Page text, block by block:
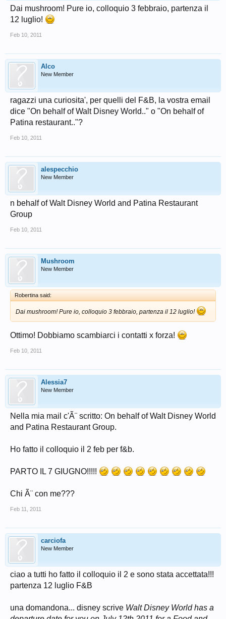
Dai mushroom! Pure io, colloquio 3 febbraio, partenza il
12 luglio!
Feb 10, 2011
Alco
New Member
ragazzi una curiosita', per quelli del F&B, la vostra email
dice "On behalf of Walt Disney World.." o "On behalf of
Patina restaurant.."?
Feb 10, 2011
alespecchio
New Member
n behalf of Walt Disney World and Patina Restaurant
Group
Feb 10, 2011
Mushroom
New Member
Robertina said:
Dai mushroom! Pure io, colloquio 3 febbraio, partenza il 12 luglio!
Ottimo! Dobbiamo scambiarci i contatti x forza!
Feb 10, 2011
Alessia7
New Member
Nella mia mail c'Ã¨ scritto: On behalf of Walt Disney World
and Patina Restaurant Group.
Ho fatto il colloquio il 2 feb per f&b.
PARTO IL 7 GIUGNO!!!!!
Chi Ã¨ con me???
Feb 11, 2011
carciofa
New Member
ciao a tutti ho fatto il colloquio il 2 e sono stata accettata!!!
partenza 12 luglio F&B
una domandona... disney scrive Walt Disney World has a